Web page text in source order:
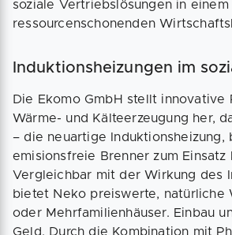
soziale Vertriebslösungen in einem
ressourcenschonenden
Induktionsheizungen im
Die Ekomo GmbH stellt innovative
Wärme- und Kälteerzeugung her,
– die neuartige Induktionsheizung,
emisionsfreie Brenner zum Einsatz
Vergleichbar mit der Wirkung des
bietet Neko preiswerte, natürliche
oder Mehrfamilienhäuser. Einbau
Geld. Durch die Kombination mit